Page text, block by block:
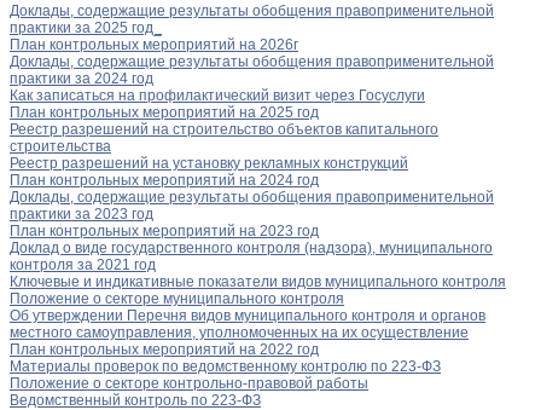
Доклады, содержащие результаты обобщения правоприменительной
практики за 2025 год_
План контрольных мероприятий на 2026г
Доклады, содержащие результаты обобщения правоприменительной
практики за 2024 год
Как записаться на профилактический визит через Госуслуги
План контрольных мероприятий на 2025 год
Реестр разрешений на строительство объектов капитального
строительства
Реестр разрешений на установку рекламных конструкций
План контрольных мероприятий на 2024 год
Доклады, содержащие результаты обобщения правоприменительной
практики за 2023 год
План контрольных мероприятий на 2023 год
Доклад о виде государственного контроля (надзора), муниципального
контроля за 2021 год
Ключевые и индикативные показатели видов муниципального контроля
Положение о секторе муниципального контроля
Об утверждении Перечня видов муниципального контроля и органов
местного самоуправления, уполномоченных на их осуществление
План контрольных мероприятий на 2022 год
Материалы проверок по ведомственному контролю по 223-ФЗ
Положение о секторе контрольно-правовой работы
Ведомственный контроль по 223-ФЗ